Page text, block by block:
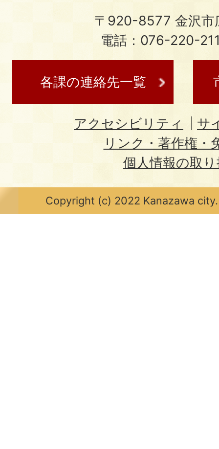
〒920-8577 金沢市
電話：076-220-
各課の連絡先一覧
アクセシビリティ
サ
リンク・著作権・
個人情報の取
Copyright (c) 2022 Kanazawa